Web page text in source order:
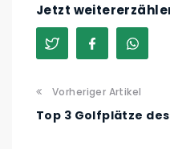
Jetzt
Vorheriger Artikel
Top 3 Golfplätze